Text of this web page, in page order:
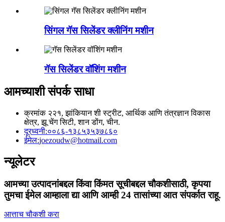
सिंगल गॅस सिलेंडर क्लीनिंग मशीन
गॅस सिलेंडर वॉशिंग मशीन
आमच्याशी संपर्क साधा
क्रमांक २२१, झांकियान शी स्ट्रीट, आर्थिक आणि तंत्रज्ञान विकास
क्षेत्र, झू चेंग सिटी, शान डोंग, चीन.
दूरध्वनी:००८६-१३८५३५३७८६०
ईमेल:joezoudw@hotmail.com
न्यूलेटर
आमच्या उत्पादनांबद्दल किंवा किंमत सूचीबद्दल चौकशीसाठी, कृपया
तुमचा ईमेल आम्हाला द्या आणि आम्ही 24 तासांच्या आत संपर्कात राहू.
आत्ताच चौकशी करा